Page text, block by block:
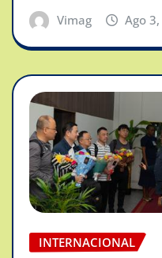
Vimag Ago
INTERNACIONAL